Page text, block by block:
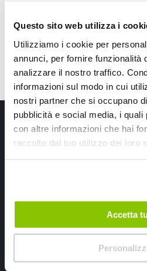
Questo sito web utilizza i
Utilizziamo i cookie per
annunci, per fornire funzionalità
analizzare il nostro traffico.
informazioni sul modo in cui
nostri partner che si occupano
pubblicità e social media, i quali
con altre informazioni che hai
raccolto dal tuo utilizzo dei loro
Accetta
Iscriviti alla
Ricevi subito uno sconto del 10%